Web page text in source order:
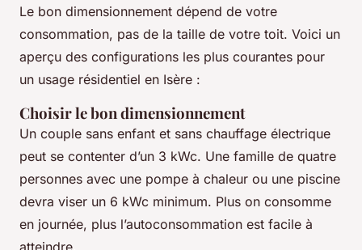
Le bon dimensionnement dépend de votre
consommation, pas de la taille de votre toit. Voici un
aperçu des configurations les plus courantes pour
un usage résidentiel en Isère :
Choisir le bon dimensionnement
Un couple sans enfant et sans chauffage électrique
peut se contenter d’un 3 kWc. Une famille de quatre
personnes avec une pompe à chaleur ou une piscine
devra viser un 6 kWc minimum. Plus on consomme
en journée, plus l’autoconsommation est facile à
atteindre.